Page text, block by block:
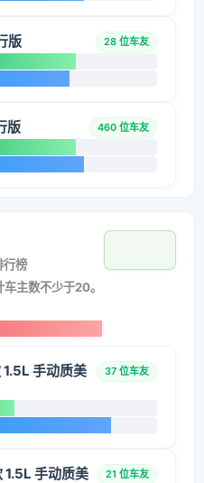
版 28 位车友
版 460 位车友
行榜
主数不少于20。
手动质美
37 位车友
手动质美
21 位车友